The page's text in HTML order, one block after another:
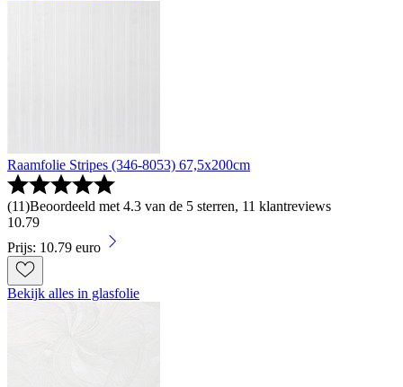
Raamfolie Stripes (346-8053) 67,5x200cm
(11)Beoordeeld met 4.3 van de 5 sterren, 11 klantreviews
10.79
Prijs: 10.79 euro
Bekijk alles in glasfolie